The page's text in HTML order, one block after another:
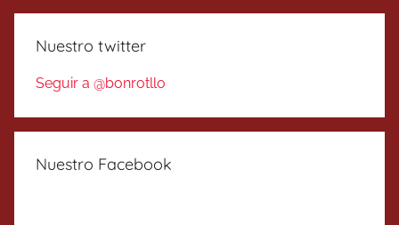
Nuestro twitter
Seguir a @bonrotllo
Nuestro Facebook